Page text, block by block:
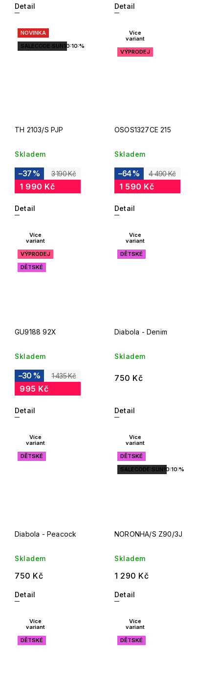
Detail Detail
NOVINKA
SALECODE:SUN10:10:%
TH 2103/S PJP
Skladem
3 190 Kč
–37 %
1 990 Kč
Detail
Více
variant
VÝPRODEJ
OSOS1327CE 215
Skladem
4 490 Kč
–64 %
1 590 Kč
Detail
Více
variant
VÝPRODEJ
DĚTSKÉ
GU9188 92X
Skladem
1 435 Kč
–30 %
995 Kč
Detail
Více
variant
DĚTSKÉ
Diabola - Denim
Skladem
750 Kč
Detail
Více
variant
DĚTSKÉ
Diabola - Peacock
Skladem
750 Kč
Detail
Více
variant
DĚTSKÉ
SALECODE:SUN10:10:%
NORONHA/S Z90/3J
Skladem
1 290 Kč
Detail
Více
variant
DĚTSKÉ
Více
variant
DĚTSKÉ